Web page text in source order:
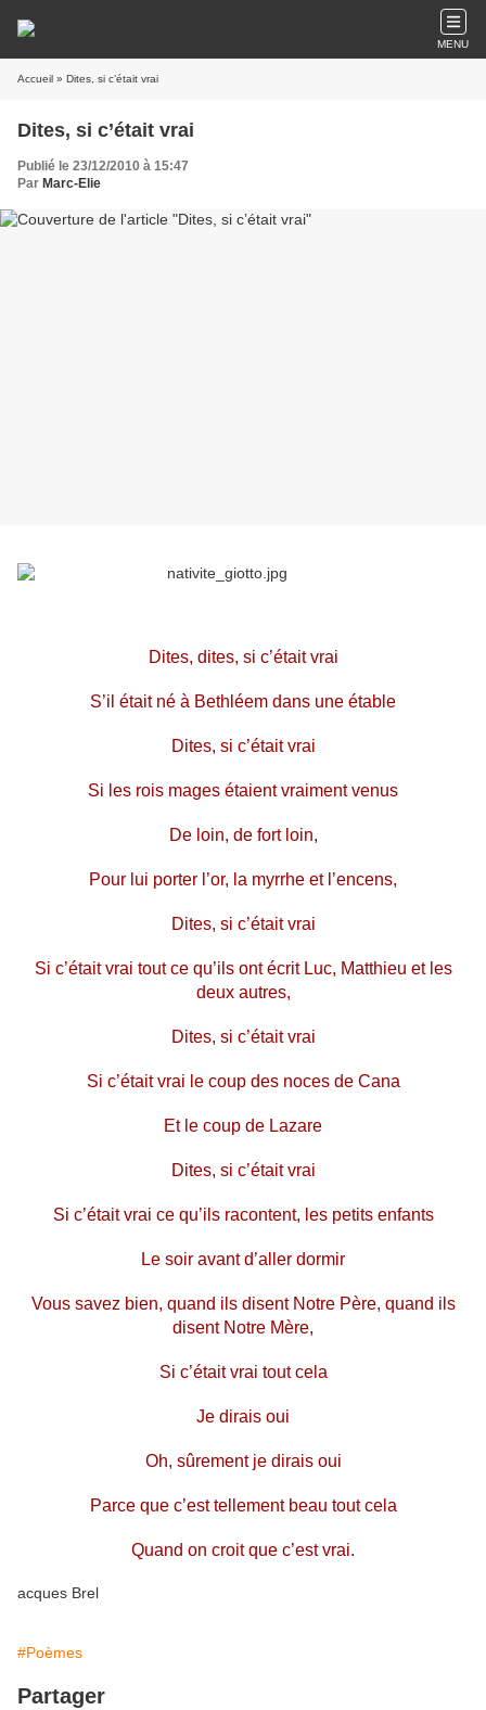
MENU
Accueil » Dites, si c’était vrai
Dites, si c’était vrai
Publié le 23/12/2010 à 15:47
Par Marc-Elie
Dites, dites, si c’était vrai
S’il était né à Bethléem dans une étable
Dites, si c’était vrai
Si les rois mages étaient vraiment venus
De loin, de fort loin,
Pour lui porter l’or, la myrrhe et l’encens,
Dites, si c’était vrai
Si c’était vrai tout ce qu’ils ont écrit Luc, Matthieu et les
deux autres,
Dites, si c’était vrai
Si c’était vrai le coup des noces de Cana
Et le coup de Lazare
Dites, si c’était vrai
Si c’était vrai ce qu’ils racontent, les petits enfants
Le soir avant d’aller dormir
Vous savez bien, quand ils disent Notre Père, quand ils
disent Notre Mère,
Si c’était vrai tout cela
Je dirais oui
Oh, sûrement je dirais oui
Parce que c’est tellement beau tout cela
Quand on croit que c’est vrai.
acques Brel
#Poèmes
Partager